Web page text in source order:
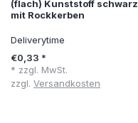
(flach) Kunststoff schwarz
mit Rockkerben
Deliverytime
€0,33 *
* zzgl. MwSt.
zzgl. Versandkosten